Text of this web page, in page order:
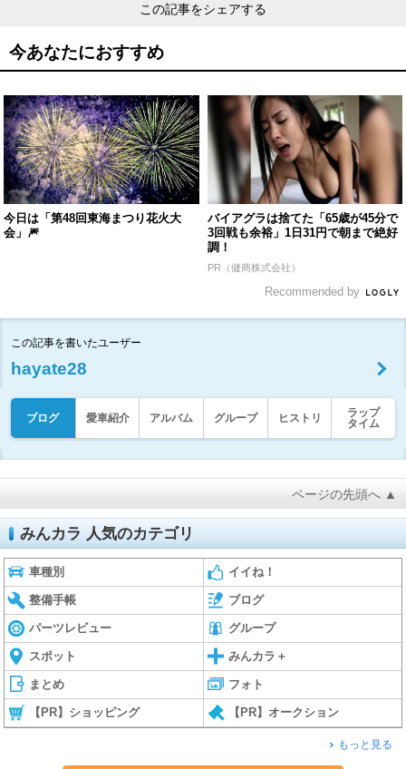
この記事をシェアする
今あなたにおすすめ
今日は「第48回東海まつり花火大
会」🎆
バイアグラは捨てた「65歳が45分で
3回戦も余裕」1日31円で朝まで絶好
調！
PR（健商株式会社）
Recommended by
この記事を書いたユーザー
hayate28
ブログ 愛車紹介 アルバム グループ ヒストリ
ラップ
タイム
ページの先頭へ ▲
みんカラ 人気のカテゴリ
車種別 イイね！
整備手帳 ブログ
パーツレビュー グループ
スポット みんカラ＋
まとめ フォト
【PR】ショッピング 【PR】オークション
もっと見る